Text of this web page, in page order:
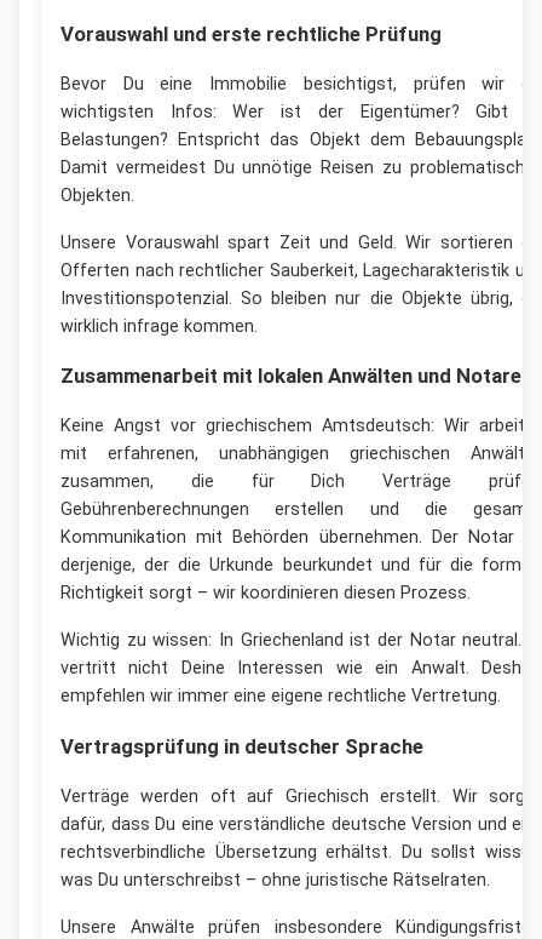
Vorauswahl und erste rechtliche Prüfung
Bevor Du eine Immobilie besichtigst, prüfen wir
wichtigsten Infos: Wer ist der Eigentümer? Gibt
Belastungen? Entspricht das Objekt dem
Damit vermeidest Du unnötige Reisen zu
Objekten.
Unsere Vorauswahl spart Zeit und Geld. Wir sortieren
Offerten nach rechtlicher Sauberkeit, Lagecharakteristik
Investitionspotenzial. So bleiben nur die Objekte übrig,
wirklich infrage kommen.
Zusammenarbeit mit lokalen Anwälten und Notaren
Keine Angst vor griechischem Amtsdeutsch: Wir
mit erfahrenen, unabhängigen griechischen
zusammen, die für Dich Verträge
Gebührenberechnungen erstellen und die
Kommunikation mit Behörden übernehmen. Der Notar
derjenige, der die Urkunde beurkundet und für die
Richtigkeit sorgt – wir koordinieren diesen Prozess.
Wichtig zu wissen: In Griechenland ist der Notar neutral.
vertritt nicht Deine Interessen wie ein Anwalt.
empfehlen wir immer eine eigene rechtliche Vertretung.
Vertragsprüfung in deutscher Sprache
Verträge werden oft auf Griechisch erstellt. Wir
dafür, dass Du eine verständliche deutsche Version und
rechtsverbindliche Übersetzung erhältst. Du sollst
was Du unterschreibst – ohne juristische Rätselraten.
Unsere Anwälte prüfen insbesondere